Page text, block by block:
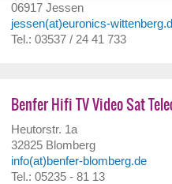
06917 Jessen
jessen(at)euronics-
Tel.: 03537 / 24 41 733
Benfer Hifi TV Video Sat
Heutorstr. 1a
32825 Blomberg
info(at)benfer-blomberg.de
Tel.: 05235 - 81 13